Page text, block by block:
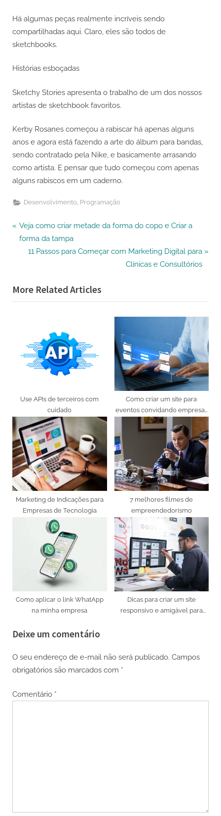
Há algumas peças realmente incríveis sendo
compartilhadas aqui. Claro, eles são todos de
sketchbooks.
Histórias esboçadas
Sketchy Stories apresenta o trabalho de um dos nossos
artistas de sketchbook favoritos.
Kerby Rosanes começou a rabiscar há apenas alguns
anos e agora está fazendo a arte do álbum para bandas,
sendo contratado pela Nike, e basicamente arrasando
como artista. E pensar que tudo começou com apenas
alguns rabiscos em um caderno.
Desenvolvimento Programação
Navegação
P
r
o
u
s
Veja como criar metade da forma do copo e Criar a
forma da tampa
N
t
P
:
11 Passos para Começar com Marketing Digital para
Clínicas e Consultórios
More Related Articles
Use APIs de terceiros com
cuidado
Como criar um site para
eventos convidando empresas
no ramo de entregas rápidas
Marketing de Indicações para
Empresas de Tecnologia
7 melhores filmes de
empreendedorismo
Como aplicar o link WhatApp
na minha empresa
Dicas para criar um site
responsivo e amigável para
Deixe um comentário
O seu endereço de e-mail não será publicado. Campos
obrigatórios são marcados com *
Comentário *